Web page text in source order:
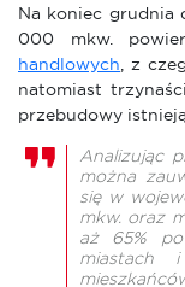
Na koniec grudnia
000 mkw.
handlowych , z
natomiast
przebudowy
Analizując
można
się w
mkw. oraz
aż 65%
miastach